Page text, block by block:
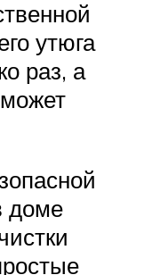
утюга
раз, а
доме